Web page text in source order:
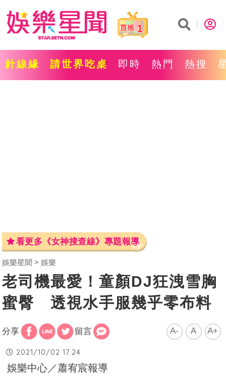
1
針線緣 請世界吃桌 即時 熱門 熱搜
看更多《女神搜查線》專題報導
娛樂星聞 娛樂
老司機最愛！童顏DJ狂洩雪胸
蜜臀 透視水手服幾乎零布料
分享 留言 A- A A+
2021/10/02 17:24
娛樂中心／蕭宥宸報導